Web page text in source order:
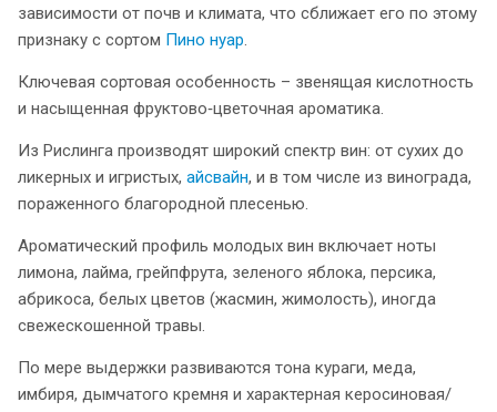
зависимости от почв и климата, что сближает его по этому
признаку с сортом Пино нуар.
Ключевая сортовая особенность – звенящая кислотность
и насыщенная фруктово‑цветочная ароматика.
Из Рислинга производят широкий спектр вин: от сухих до
ликерных и игристых, айсвайн, и в том числе из винограда,
пораженного благородной плесенью.
Ароматический профиль молодых вин включает ноты
лимона, лайма, грейпфрута, зеленого яблока, персика,
абрикоса, белых цветов (жасмин, жимолость), иногда
свежескошенной травы.
По мере выдержки развиваются тона кураги, меда,
имбиря, дымчатого кремня и характерная керосиновая/